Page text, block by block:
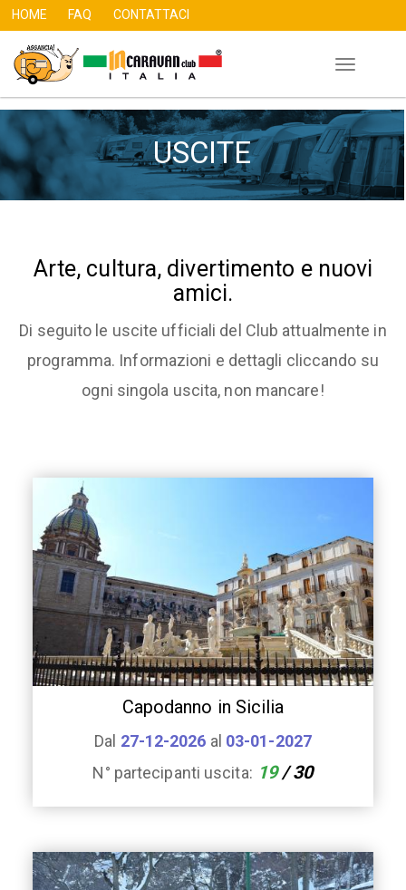
Skip
to
main
content
HOME FAQ CONTATTACI
Toggle
USCITE
Arte, cultura, divertimento e nuovi
amici.
Di seguito le uscite ufficiali del Club attualmente in
programma. Informazioni e dettagli cliccando su
ogni singola uscita, non mancare!
Capodanno in Sicilia
Dal 27-12-2026 al 03-01-2027
N° partecipanti uscita: 19/ 30